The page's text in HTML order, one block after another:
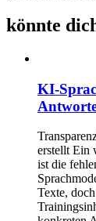
könnte
KI-
erstellt Ein
ist die
Texte,